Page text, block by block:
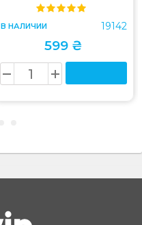
В НАЛИЧИИ 19142
599 ₴